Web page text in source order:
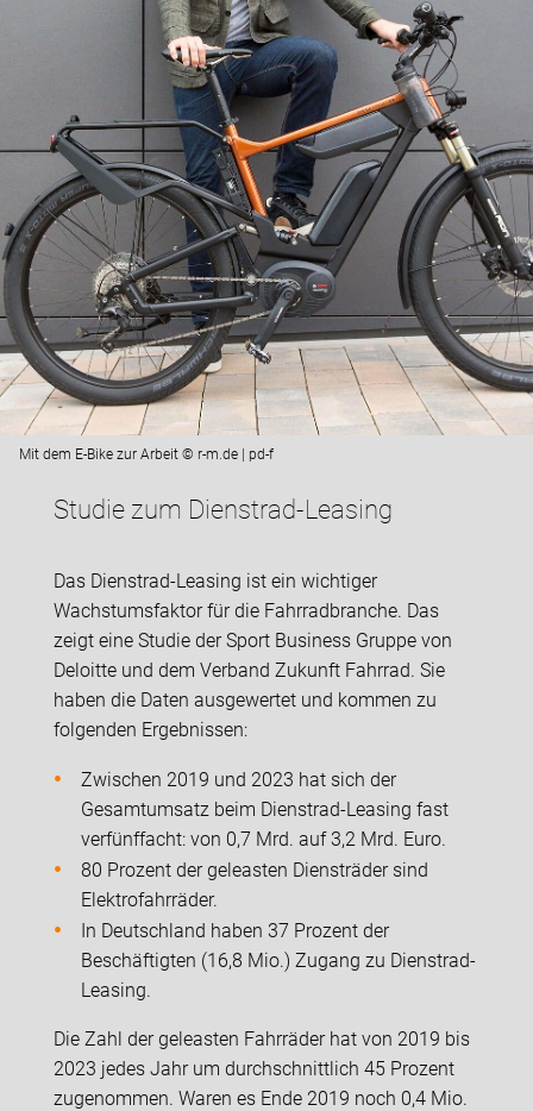
Mit dem E-Bike zur Arbeit © r-m.de | pd-f
Studie zum Dienstrad-Leasing
Das Dienstrad-Leasing ist ein wichtiger
Wachstumsfaktor für die Fahrradbranche. Das
zeigt eine Studie der Sport Business Gruppe von
Deloitte und dem Verband Zukunft Fahrrad. Sie
haben die Daten ausgewertet und kommen zu
folgenden Ergebnissen:
Zwischen 2019 und 2023 hat sich der
Gesamtumsatz beim Dienstrad-Leasing fast
verfünffacht: von 0,7 Mrd. auf 3,2 Mrd. Euro.
80 Prozent der geleasten Diensträder sind
Elektrofahrräder.
In Deutschland haben 37 Prozent der
Beschäftigten (16,8 Mio.) Zugang zu Dienstrad-
Leasing.
Die Zahl der geleasten Fahrräder hat von 2019 bis
2023 jedes Jahr um durchschnittlich 45 Prozent
zugenommen. Waren es Ende 2019 noch 0,4 Mio.